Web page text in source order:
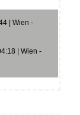
| Wien -
| Wien -